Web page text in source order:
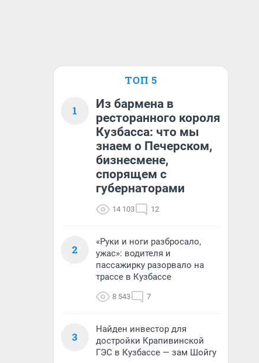
ТОП 5
1
Из бармена в
ресторанного короля
Кузбасса: что мы
знаем о Печерском,
бизнесмене,
спорящем с
губернаторами
14 103 12
2
«Руки и ноги разбросало,
ужас»: водителя и
пассажирку разорвало на
трассе в Кузбассе
8 543 7
3
Найден инвестор для
достройки Крапивинской
ГЭС в Кузбассе — зам Шойгу